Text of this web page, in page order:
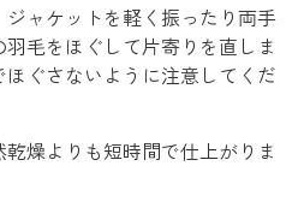
ャケットを軽く振ったり両手
毛をほぐして片寄りを直しま
ぐさないように注意してくだ
燥よりも短時間で仕上がりま